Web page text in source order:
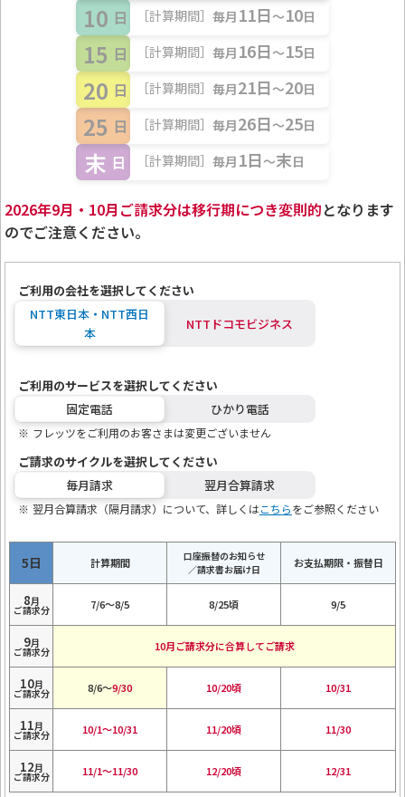
口座振替のお知らせに記載の[振替日]
[詳細内訳]に記載の（●月●日～●月●日）がお客さま
のご利用料金の計算期間です。
3.
ご利用料金の計算期間に該当するお支払期限・振替日
は以下をご確認ください。
ご利用料金の計算期間 お支払期限・振替日※
1日～末日
末日
21日～翌月20日
20日
26日～翌月25日
25日
6日～翌月5日
5日
11日～翌月10日
10日
16日～翌月15日
15日
2.
[詳細内訳]に表示される[ご利用期間]（●月●日～●月
●日）をご確認ください。
3.
ご利用期間に該当するお支払期限・振替日は以下をご
確認ください。
ご利用期間 お支払期限・振替日
10 日 ［計算期間］ 毎月 11日 ～10日
15 日 ［計算期間］ 毎月 16日 ～15日
20 日 ［計算期間］ 毎月21日 ～20日
25 日 ［計算期間］ 毎月26日 ～25日
末 日 ［計算期間］ 毎月 1日 ～末日
2026年9月・10月ご請求分は移行期につき変則的となります
のでご注意ください。
ご利用の会社を選択してください
NTT東日本・NTT西日
本
NTTドコモビジネス
ご利用のサービスを選択してください
固定電話
ひかり電話
フレッツをご利用のお客さまは変更ございません
ご請求のサイクルを選択してください
毎月請求
翌月合算請求
翌月合算請求（隔月請求）について、詳しくはこちらをご参照ください
5日 計算期間
口座振替のお知らせ
／請求書お届け日
お支払期限・振替日
8月
ご請求分 7/6～8/5 8/25頃 9/5
9月
ご請求分 10月ご請求分に合算してご請求
10月
ご請求分 8/6～9/30 10/20頃 10/31
11月
ご請求分 10/1～10/31 11/20頃 11/30
12月
ご請求分 11/1～11/30 12/20頃 12/31